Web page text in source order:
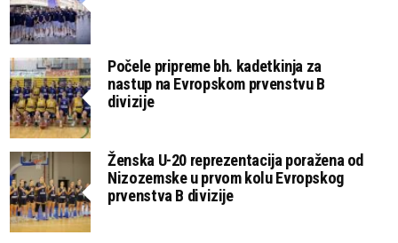
Počele pripreme bh. kadetkinja za
nastup na Evropskom prvenstvu B
divizije
Ženska U-20 reprezentacija poražena od
Nizozemske u prvom kolu Evropskog
prvenstva B divizije